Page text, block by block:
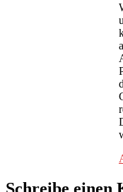
Schreibe einen